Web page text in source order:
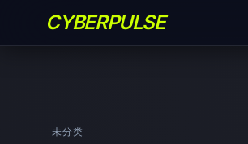
CYBERPULSE
未分类